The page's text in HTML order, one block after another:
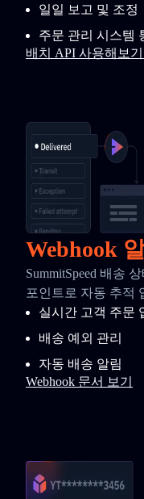
일일 보고 및 조정
주문 관리 시스템
배치 API 사용해보
Webhook
SummitSpeed 배송
포인트로 자동 추적
실시간 고객 주문
배송 예외 관리
자동 배송 알림
Webhook 문서 보기